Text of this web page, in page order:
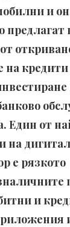
и
на
Един от
на
е рязкото
и